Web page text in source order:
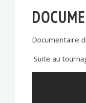
Documentaire
Suite au